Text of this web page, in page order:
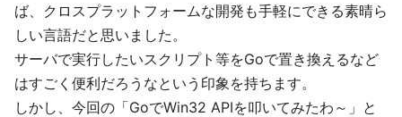
ば、クロスプラットフォームな開発も手軽にできる素晴ら
しい言語だと思いました。
サーバで実行したいスクリプト等をGoで置き換えるなど
はすごく便利だろうなという印象を持ちます。
しかし、今回の「GoでWin32 APIを叩いてみたわ～」と